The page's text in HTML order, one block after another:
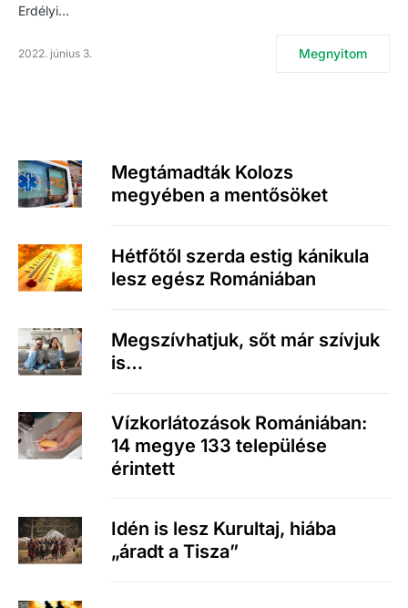
Erdélyi…
2022. június 3. Megnyitom
Megtámadták Kolozs
megyében a mentősöket
Hétfőtől szerda estig kánikula
lesz egész Romániában
Megszívhatjuk, sőt már szívjuk
is…
Vízkorlátozások Romániában:
14 megye 133 települése
érintett
Idén is lesz Kurultaj, hiába
„áradt a Tisza”